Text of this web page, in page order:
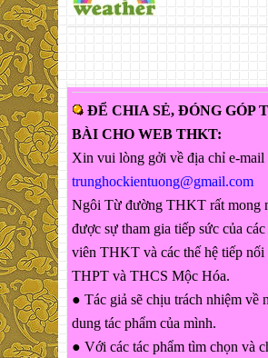
ĐỂ CHIA SẺ, ĐÓNG GÓP
BÀI CHO WEB THKT:
Xin vui lòng gởi về địa chỉ e-mail
trunghockientuong@gmail.com
Ngôi Từ đường THKT rất mong
được sự tham gia tiếp sức của các
viên THKT và các thế hệ tiếp nối
THPT và THCS Mộc Hóa.
● Tác giả sẽ chịu trách nhiệm về
dung tác phẩm của mình.
● Với các tác phẩm tìm chọn và